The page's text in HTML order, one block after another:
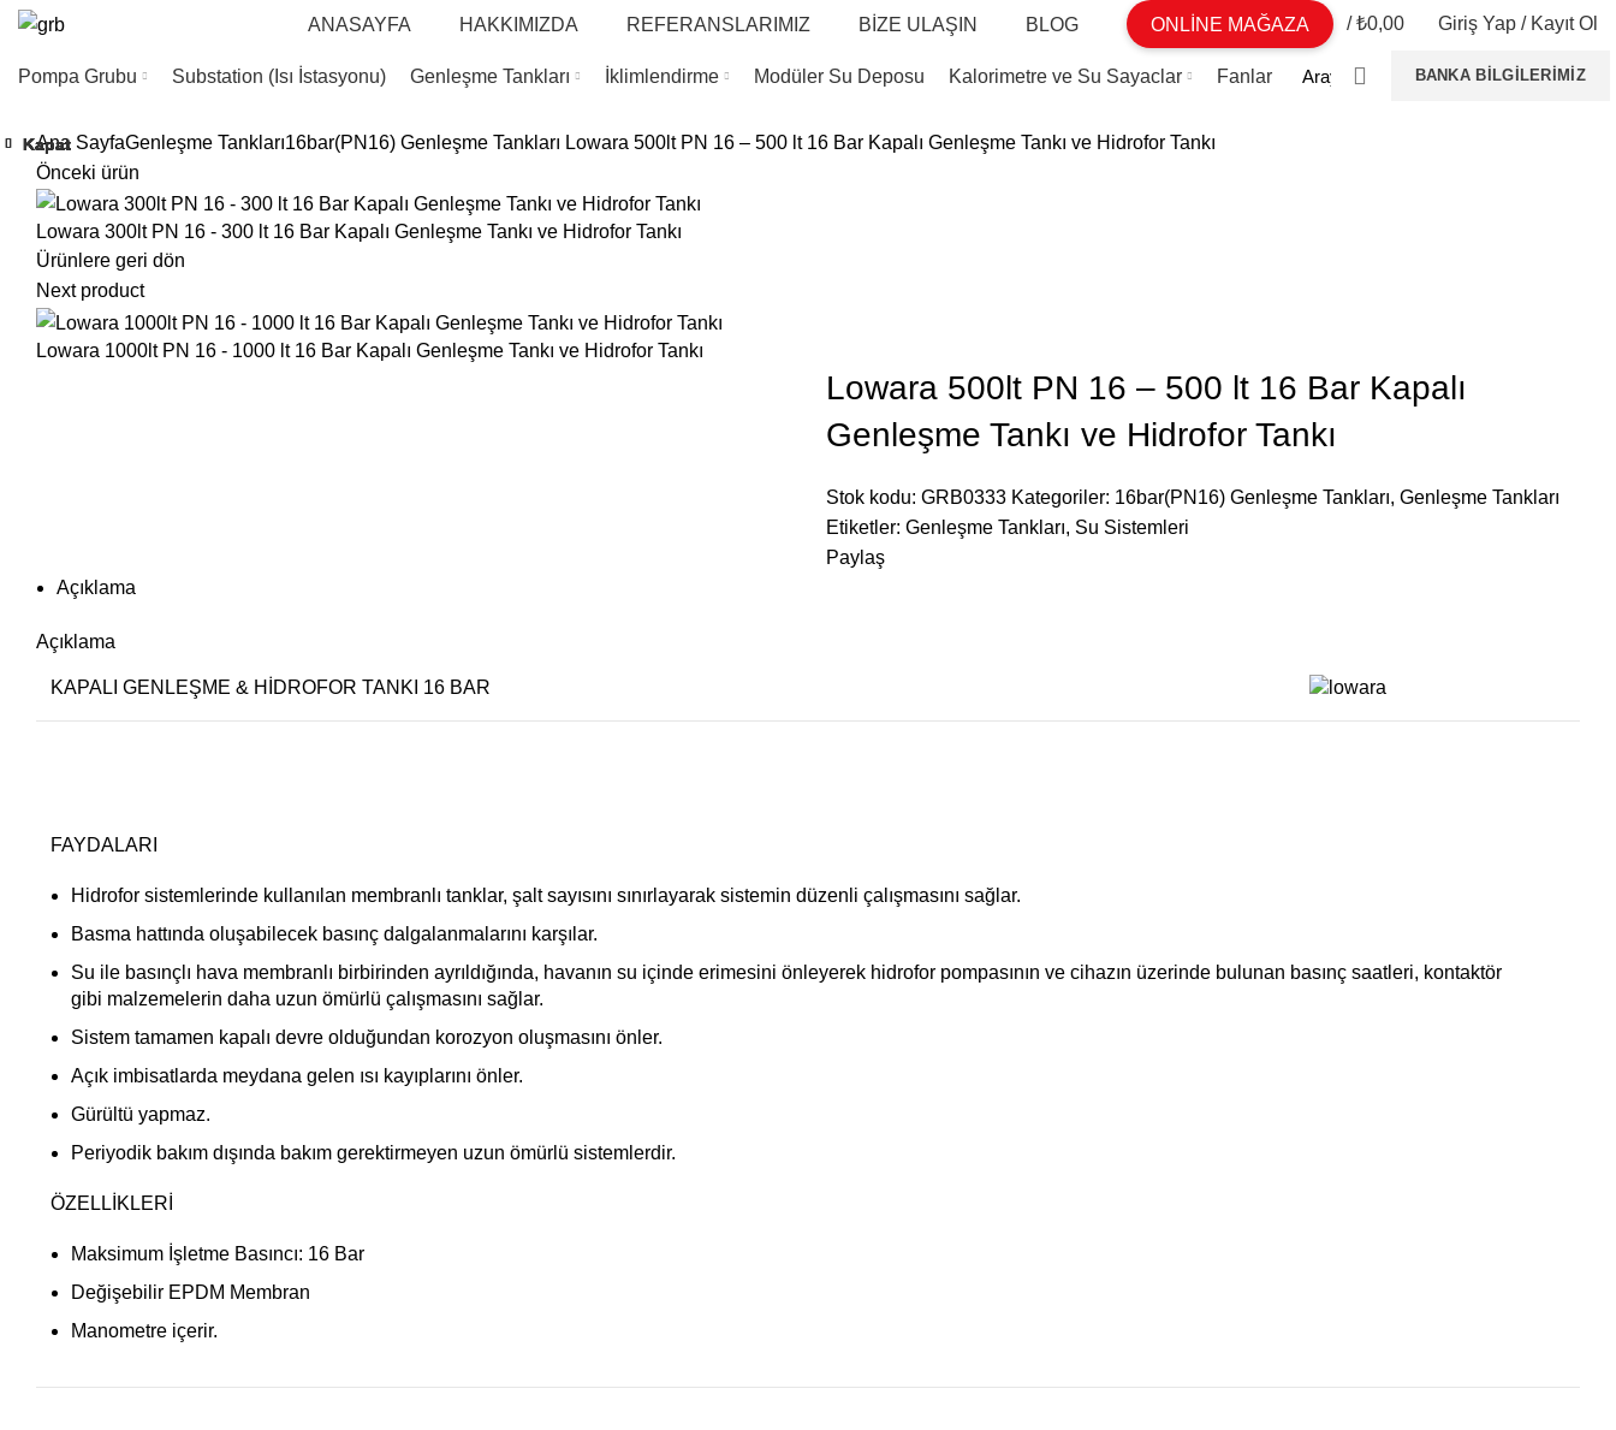
ANASAYFA HAKKIMIZDA REFERANSLARIMIZ BİZE ULAŞIN BLOG ONLİNE MAĞAZA / ₺0,00 Giriş Yap / Kayıt Ol
Pompa Grubu Substation (Isı İstasyonu) Genleşme Tankları İklimlendirme Modüler Su Deposu Kalorimetre ve Su Sayaclar Fanlar BANKA BILGILERIMIZ
Ana SayfaGenleşme Tankları16bar(PN16) Genleşme Tankları Lowara 500lt PN 16 – 500 lt 16 Bar Kapalı Genleşme Tankı ve Hidrofor Tankı
Önceki ürün
Lowara 300lt PN 16 - 300 lt 16 Bar Kapalı Genleşme Tankı ve Hidrofor Tankı
Ürünlere geri dön
Next product
Lowara 1000lt PN 16 - 1000 lt 16 Bar Kapalı Genleşme Tankı ve Hidrofor Tankı
Lowara 500lt PN 16 – 500 lt 16 Bar Kapalı
Genleşme Tankı ve Hidrofor Tankı
Stok kodu: GRB0333 Kategoriler: 16bar(PN16) Genleşme Tankları, Genleşme Tankları
Etiketler: Genleşme Tankları, Su Sistemleri
Paylaş
Açıklama
Açıklama
KAPALI GENLEŞME & HİDROFOR TANKI 16 BAR
FAYDALARI
Hidrofor sistemlerinde kullanılan membranlı tanklar, şalt sayısını sınırlayarak sistemin düzenli çalışmasını sağlar.
Basma hattında oluşabilecek basınç dalgalanmalarını karşılar.
Su ile basınçlı hava membranlı birbirinden ayrıldığında, havanın su içinde erimesini önleyerek hidrofor pompasının ve cihazın üzerinde bulunan basınç saatleri, kontaktör
gibi malzemelerin daha uzun ömürlü çalışmasını sağlar.
Sistem tamamen kapalı devre olduğundan korozyon oluşmasını önler.
Açık imbisatlarda meydana gelen ısı kayıplarını önler.
Gürültü yapmaz.
Periyodik bakım dışında bakım gerektirmeyen uzun ömürlü sistemlerdir.
ÖZELLİKLERİ
Maksimum İşletme Basıncı: 16 Bar
Değişebilir EPDM Membran
Manometre içerir.
Kapat
Kapat
Kapat
Kapat
Kapat
Kapat
Kapat
Kapat